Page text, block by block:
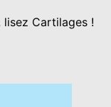
lisez Cartilages !